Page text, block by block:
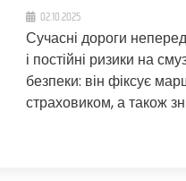
02.10.2025
Сучасні дороги
і постійні ризики на
безпеки: він фіксує
страховиком, а також